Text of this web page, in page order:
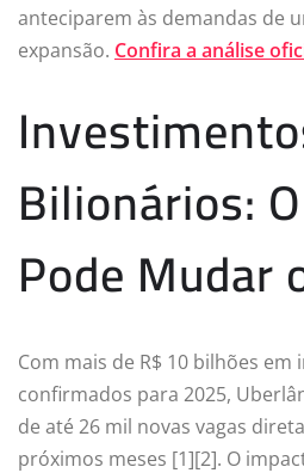
anteciparem às demandas de
expansão. Confira a análise
Bilionários:
Pode Mudar
Com mais de R$ 10 bilhões
confirmados para 2025,
de até 26 mil novas vagas
próximos meses [1][2]. O